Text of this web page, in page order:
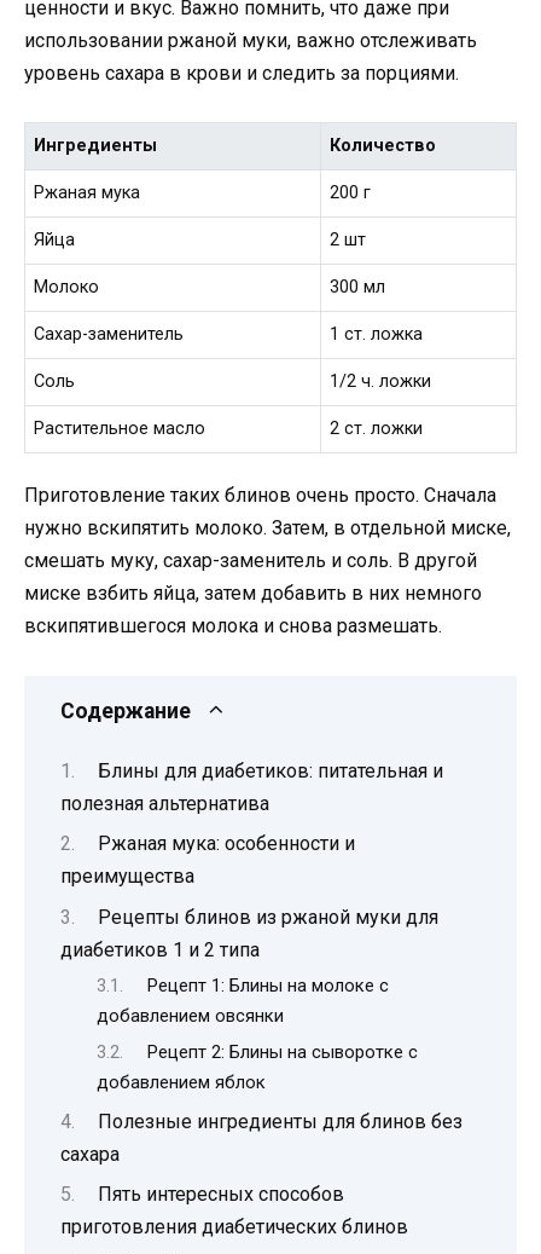
ценности и вкус. Важно помнить, что даже при
использовании ржаной муки, важно отслеживать
уровень сахара в крови и следить за порциями.
Ингредиенты Количество
Ржаная мука 200 г
Яйца 2 шт
Молоко 300 мл
Сахар-заменитель 1 ст. ложка
Соль 1/2 ч. ложки
Растительное масло 2 ст. ложки
Приготовление таких блинов очень просто. Сначала
нужно вскипятить молоко. Затем, в отдельной миске,
смешать муку, сахар-заменитель и соль. В другой
миске взбить яйца, затем добавить в них немного
вскипятившегося молока и снова размешать.
Содержание
Блины для диабетиков: питательная и
полезная альтернатива
Ржаная мука: особенности и
преимущества
Рецепты блинов из ржаной муки для
диабетиков 1 и 2 типа
Рецепт 1: Блины на молоке с
добавлением овсянки
Рецепт 2: Блины на сыворотке с
добавлением яблок
Полезные ингредиенты для блинов без
сахара
Пять интересных способов
приготовления диабетических блинов